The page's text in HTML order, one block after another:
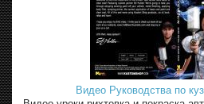
Видео Руководства по